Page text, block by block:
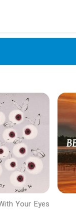
Your Eyes